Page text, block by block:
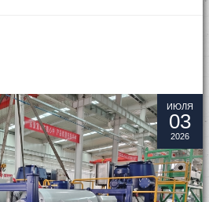
ИЮЛЯ
03
2026